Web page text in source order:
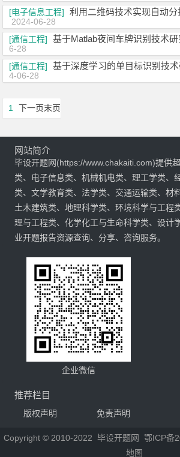
[电子信息工程]
利用二维码技术实现自动
2024-06-28
[通信工程]
基于Matlab夜间车牌识别技术
6-28
[通信工程]
基于深度学习的单目标识别技
4-06-28
1 下一页末页
网站简介
毕设开题网(https://www.chakaiti.com)提供
类、电子信息类、机械机电类、理工学类、
类、文学教育类、法学类、交通运输类、材
土木建筑类、地理科学类、环境科学与工程
理与工程类、化学化工与生命科学类、设计
业开题报告资源查询、分享、咨询服务。
企业微信
推荐栏目
版权声明 免责声明
Copyright © 2010-2022 毕设开题网 鄂ICP备
地图